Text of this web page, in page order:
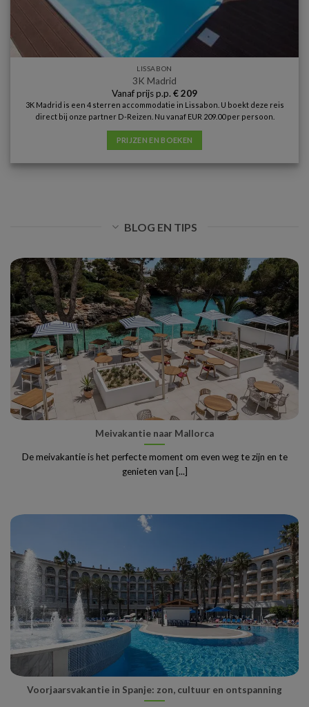
LISSABON
3K Madrid
Vanaf prijs p.p. €209
3K Madrid is een 4 sterren accommodatie in Lissabon. U boekt deze reis
direct bij onze partner D-Reizen. Nu vanaf EUR 209.00 per persoon.
PRIJZEN EN BOEKEN
BLOG EN TIPS
Meivakantie naar Mallorca
De meivakantie is het perfecte moment om even weg te zijn en te
genieten van [...]
Voorjaarsvakantie in Spanje: zon, cultuur en ontspanning